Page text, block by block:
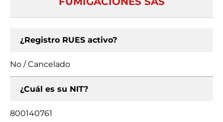
¿Registro RUES activo?
No / Cancelado
¿Cuál es su NIT?
800140761